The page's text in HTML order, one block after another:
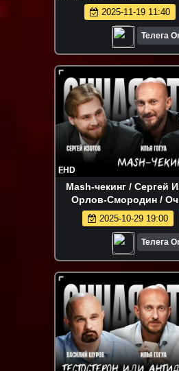
Online
2025-11-19 11:40
Телега
FHD
Mash-чекинг / Сергей
Орлов-Смородин /
Телега
2025-10-29 19:00
Телега